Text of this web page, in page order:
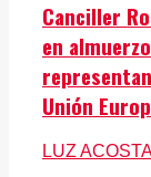
Canciller
en
Unión
LUZ